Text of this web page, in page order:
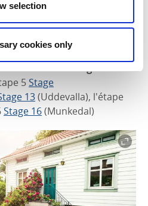
selection
cookies only
sont également
5 Stage
13(Uddevalla), l'étape
Stage 16(Munkedal)